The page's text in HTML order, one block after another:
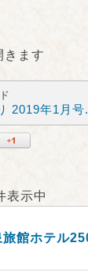
ます
2019年1月
示中
館ホテル